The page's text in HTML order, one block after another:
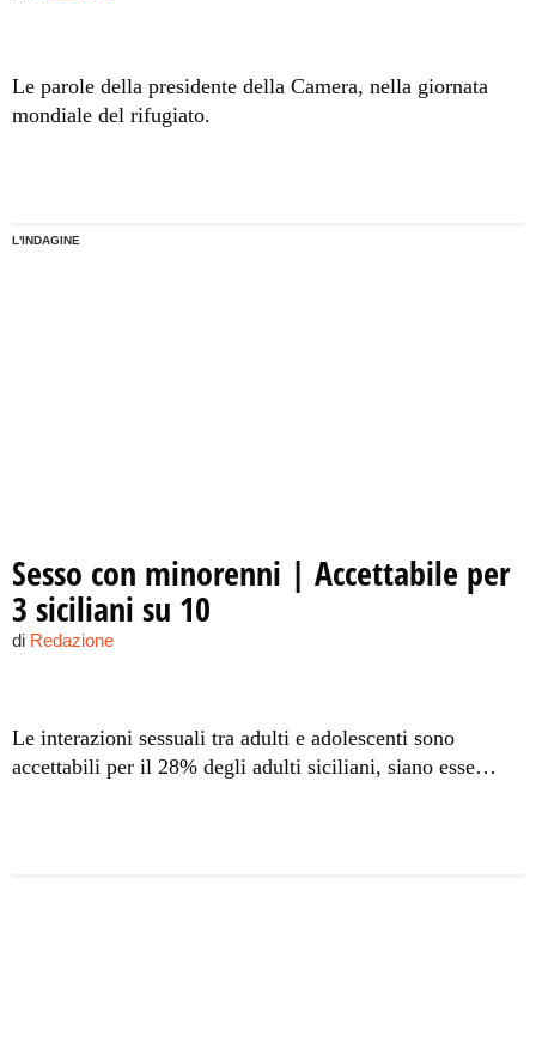
Le parole della presidente della Camera, nella giornata
mondiale del rifugiato.
L'INDAGINE
Sesso con minorenni | Accettabile per
3 siciliani su 10
di Redazione
Le interazioni sessuali tra adulti e adolescenti sono
accettabili per il 28% degli adulti siciliani, siano esse